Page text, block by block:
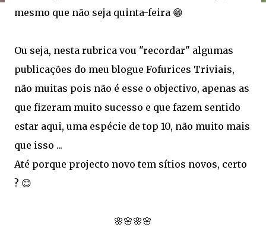
mesmo que não seja quinta-feira 😁
Ou seja, nesta rubrica vou "recordar" algumas
publicações do meu blogue Fofurices Triviais,
não muitas pois não é esse o objectivo, apenas as
que fizeram muito sucesso e que fazem sentido
estar aqui, uma espécie de top 10, não muito mais
que isso ...
Até porque projecto novo tem sítios novos, certo
? 😊
🌸🌸🌸🌸